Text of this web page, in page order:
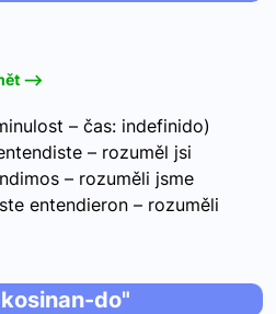
-->
– čas: indefinido)
– rozuměl jsi
– rozuměli jsme
entendieron – rozuměli
do"